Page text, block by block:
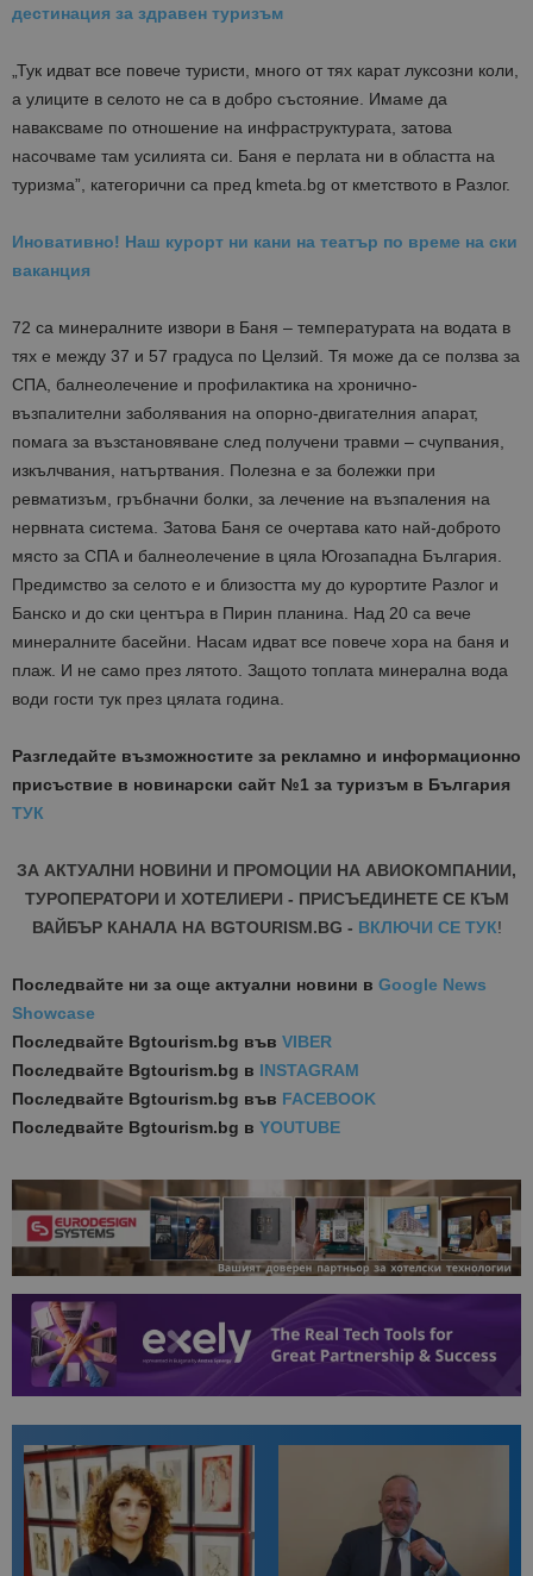
дестинация за здравен туризъм
„Тук идват все повече туристи, много от тях карат луксозни коли,
а улиците в селото не са в добро състояние. Имаме да
наваксваме по отношение на инфраструктурата, затова
насочваме там усилията си. Баня е перлата ни в областта на
туризма”, категорични са пред kmeta.bg от кметството в Разлог.
Иновативно! Наш курорт ни кани на театър по време на ски
ваканция
72 са минералните извори в Баня – температурата на водата в
тях е между 37 и 57 градуса по Целзий. Тя може да се ползва за
СПА, балнеолечение и профилактика на хронично-
възпалителни заболявания на опорно-двигателния апарат,
помага за възстановяване след получени травми – счупвания,
изкълчвания, натъртвания. Полезна е за болежки при
ревматизъм, гръбначни болки, за лечение на възпаления на
нервната система. Затова Баня се очертава като най-доброто
място за СПА и балнеолечение в цяла Югозападна България.
Предимство за селото е и близостта му до курортите Разлог и
Банско и до ски центъра в Пирин планина. Над 20 са вече
минералните басейни. Насам идват все повече хора на баня и
плаж. И не само през лятото. Защото топлата минерална вода
води гости тук през цялата година.
Разгледайте възможностите за рекламно и информационно
присъствие в новинарски сайт №1 за туризъм в България
ТУК
ЗА АКТУАЛНИ НОВИНИ И ПРОМОЦИИ НА АВИОКОМПАНИИ,
ТУРОПЕРАТОРИ И ХОТЕЛИЕРИ - ПРИСЪЕДИНЕТЕ СЕ КЪМ
ВАЙБЪР КАНАЛА НА BGTOURISM.BG - ВКЛЮЧИ СЕ ТУК!
Последвайте ни за още актуални новини в Google News
Showcase
Последвайте Bgtourism.bg във VIBER
Последвайте Bgtourism.bg в INSTAGRAM
Последвайте Bgtourism.bg във FACEBOOK
Последвайте Bgtourism.bg в YOUTUBE